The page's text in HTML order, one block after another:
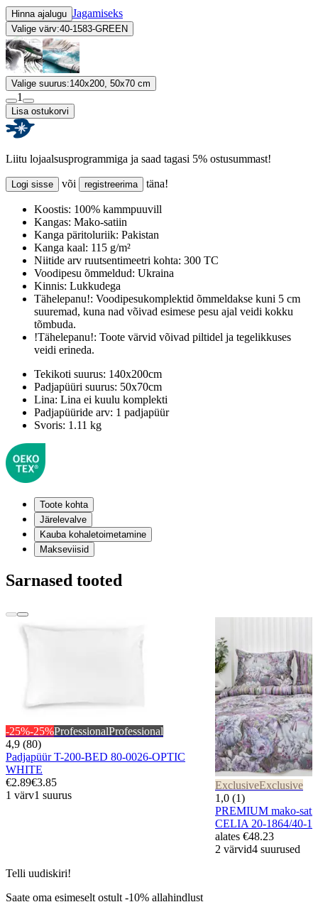
Hinna ajalugu Jagamiseks
Valige värv:40-1583-GREEN
Valige suurus:140x200, 50x70 cm
1
Lisa ostukorvi
Liitu lojaalsusprogrammiga ja saad tagasi 5% ostusummast!
Logi sisse või registreerima täna!
Koostis: 100% kammpuuvill
Kangas: Mako-satiin
Kanga päritoluriik: Pakistan
Kanga kaal: 115 g/m²
Niitide arv ruutsentimeetri kohta: 300 TC
Voodipesu õmmeldud: Ukraina
Kinnis: Lukkudega
Tähelepanu!: Voodipesukomplektid õmmeldakse kuni 5 cm
suuremad, kuna nad võivad esimese pesu ajal veidi kokku
tõmbuda.
!Tähelepanu!: Toote värvid võivad piltidel ja tegelikkuses
veidi erineda.
Tekikoti suurus: 140x200cm
Padjapüüri suurus: 50x70cm
Lina: Lina ei kuulu komplekti
Padjapüüride arv: 1 padjapüür
Svoris: 1.11 kg
Toote kohta
Järelevalve
Kauba kohaletoimetamine
Makseviisid
Sarnased tooted
-25%-25%ProfessionalProfessional
4,9 (80)
Padjapüür T-200-BED 80-0026-OPTIC
WHITE
€2.89€3.85
1 värv1 suurus
ExclusiveExclusive
1,0 (1)
PREMIUM mako-
CELIA 20-1864/40-
alates €48.23
2 värvid4 suurused
Telli uudiskiri!
Saate oma esimeselt ostult -10% allahindlust